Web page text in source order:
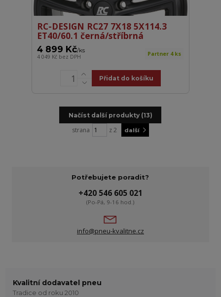
RC-DESIGN RC27 7X18 5X114.3
ET40/60.1 černá/stříbrná
4 899 Kč/ks
4 049 Kč bez DPH Partner 4 ks
Přidat do košíku
Načíst další produkty (13)
strana z 2 další
Potřebujete poradit?
+420 546 605 021
(Po-Pá, 9-16 hod.)
info@pneu-kvalitne.cz
Kvalitní dodavatel pneu
Tradice od roku 2010